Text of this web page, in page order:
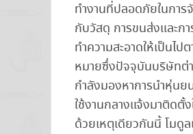
ทำงานที่ปลอดภัยในการ
กับวัสดุ การขนส่งและกา
ทำความสะอาดให้เป็นไปต
หมายซึ่งปัจจุบันบริษัทต่
กำลังมองหาการนำหุ่นย
ใช้งานกลางแจ้งมาติดตั้ง
ด้วยเหตุเดียวกันนี้ โมดูล